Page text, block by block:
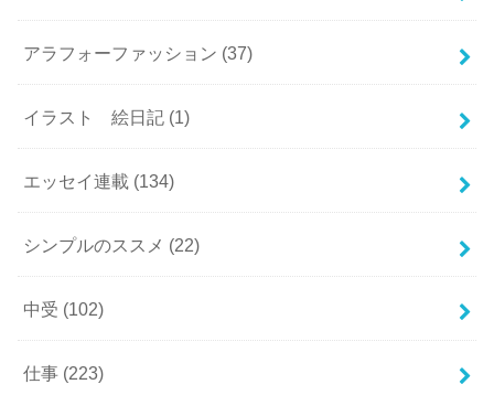
アラフォーファッション (37)
イラスト 絵日記 (1)
エッセイ連載 (134)
シンプルのススメ (22)
中受 (102)
仕事 (223)